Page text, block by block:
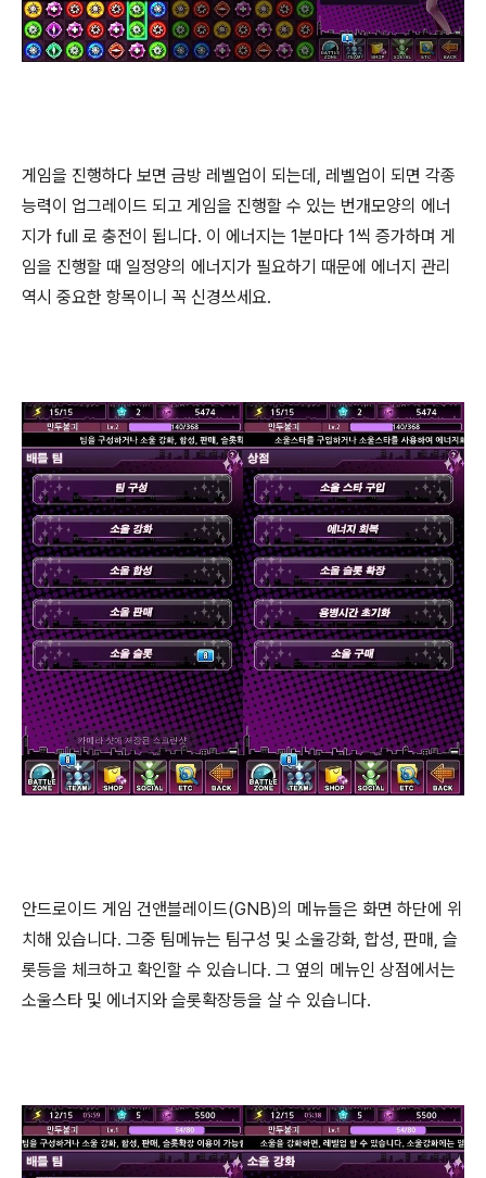
게임을 진행하다 보면 금방 레벨업이 되는데, 레벨업이 되면 각종
능력이 업그레이드 되고 게임을 진행할 수 있는 번개모양의 에너
지가 full 로 충전이 됩니다. 이 에너지는 1분마다 1씩 증가하며 게
임을 진행할 때 일정양의 에너지가 필요하기 때문에 에너지 관리
역시 중요한 항목이니 꼭 신경쓰세요.
안드로이드 게임 건앤블레이드(GNB)의 메뉴들은 화면 하단에 위
치해 있습니다. 그중 팀메뉴는 팀구성 및 소울강화, 합성, 판매, 슬
롯등을 체크하고 확인할 수 있습니다. 그 옆의 메뉴인 상점에서는
소울스타 및 에너지와 슬롯확장등을 살 수 있습니다.